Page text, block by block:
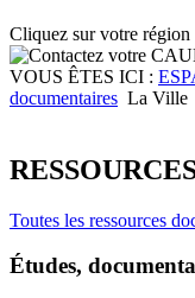
Cliquez sur votre région
VOUS ÊTES ICI :
documentaires La Ville
Toutes les ressources
Études,